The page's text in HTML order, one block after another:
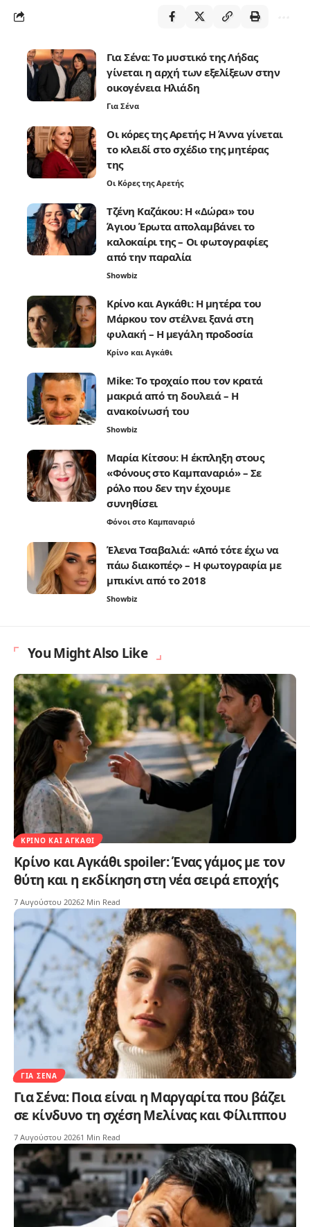
Για Σένα: Το μυστικό της Λήδας
γίνεται η αρχή των εξελίξεων στην
οικογένεια Ηλιάδη
Για Σένα
Οι κόρες της Αρετής: Η Άννα γίνεται
το κλειδί στο σχέδιο της μητέρας
της
Οι Κόρες της Αρετής
Τζένη Καζάκου: Η «Δώρα» του
Άγιου Έρωτα απολαμβάνει το
καλοκαίρι της – Οι φωτογραφίες
από την παραλία
Showbiz
Κρίνο και Αγκάθι: Η μητέρα του
Μάρκου τον στέλνει ξανά στη
φυλακή – Η μεγάλη προδοσία
Κρίνο και Αγκάθι
Mike: Το τροχαίο που τον κρατά
μακριά από τη δουλειά – Η
ανακοίνωσή του
Showbiz
Μαρία Κίτσου: Η έκπληξη στους
«Φόνους στο Καμπαναριό» – Σε
ρόλο που δεν την έχουμε
συνηθίσει
Φόνοι στο Καμπαναριό
Έλενα Τσαβαλιά: «Από τότε έχω να
πάω διακοπές» – Η φωτογραφία με
μπικίνι από το 2018
Showbiz
You Might Also Like
ΚΡΊΝΟ ΚΑΙ ΑΓΚΆΘΙ
Κρίνο και Αγκάθι spoiler: Ένας γάμος με τον
θύτη και η εκδίκηση στη νέα σειρά εποχής
7 Αυγούστου 20262 Min Read
ΓΙΑ ΣΈΝΑ
Για Σένα: Ποια είναι η Μαργαρίτα που βάζει
σε κίνδυνο τη σχέση Μελίνας και Φίλιππου
7 Αυγούστου 20261 Min Read